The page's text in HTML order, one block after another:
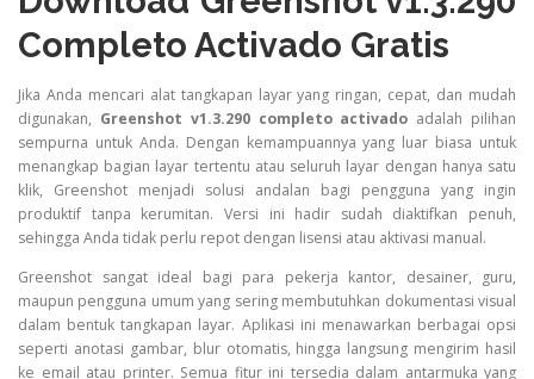
Completo Activado Gratis
Jika Anda mencari alat tangkapan layar yang ringan, cepat, dan mudah
digunakan, Greenshot v1.3.290 completo activado adalah pilihan
sempurna untuk Anda. Dengan kemampuannya yang luar biasa untuk
menangkap bagian layar tertentu atau seluruh layar dengan hanya satu
klik, Greenshot menjadi solusi andalan bagi pengguna yang ingin
produktif tanpa kerumitan. Versi ini hadir sudah diaktifkan penuh,
sehingga Anda tidak perlu repot dengan lisensi atau aktivasi manual.
Greenshot sangat ideal bagi para pekerja kantor, desainer, guru,
maupun pengguna umum yang sering membutuhkan dokumentasi visual
dalam bentuk tangkapan layar. Aplikasi ini menawarkan berbagai opsi
seperti anotasi gambar, blur otomatis, hingga langsung mengirim hasil
ke email atau printer. Semua fitur ini tersedia dalam antarmuka yang